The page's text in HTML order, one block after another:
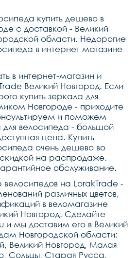
купить дешево в
с доставкой - Великий
области. Недорогие
в интернет магазине
в интернет-магазин и
Великий Новгород. Если
купить зеркала для
Новгороде - приходите
и поможем
для велосипеда - большой
цена. Купить
очень дешево во
на распродаже.
обслуживание.
на LorakTrade -
различных цветов,
в веломагазине
Новгород. Сделайте
и мы доставим его в Великий
Новгородской области:
Великий Новгород, Малая
Сольцы, Старая Русса,